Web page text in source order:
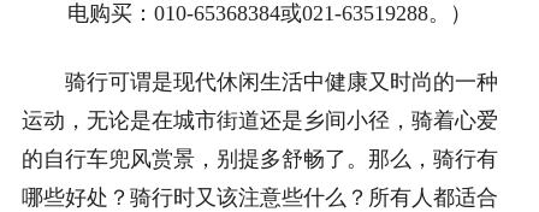
电购买：010-65368384或021-63519288。）
骑行可谓是现代休闲生活中健康又时尚的一种
运动，无论是在城市街道还是乡间小径，骑着心爱
的自行车兜风赏景，别提多舒畅了。那么，骑行有
哪些好处？骑行时又该注意些什么？所有人都适合